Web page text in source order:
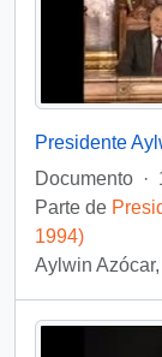
Documento ·
Parte de
1994)
Aylwin